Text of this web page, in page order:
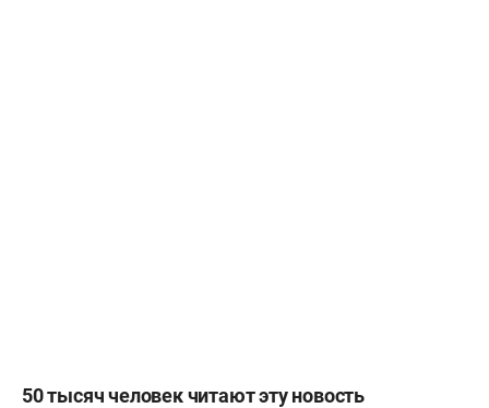
50 тысяч человек читают эту новость